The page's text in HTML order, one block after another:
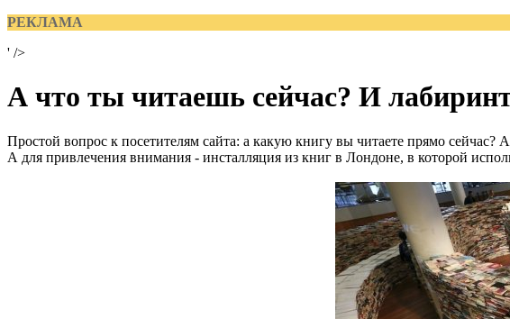
РЕКЛАМА
' />
А что ты читаешь сейчас? И
Простой вопрос к посетителям сайта: а какую книгу вы читаете прямо сейчас?
А для привлечения внимания - инсталляция из книг в Лондоне, в которой